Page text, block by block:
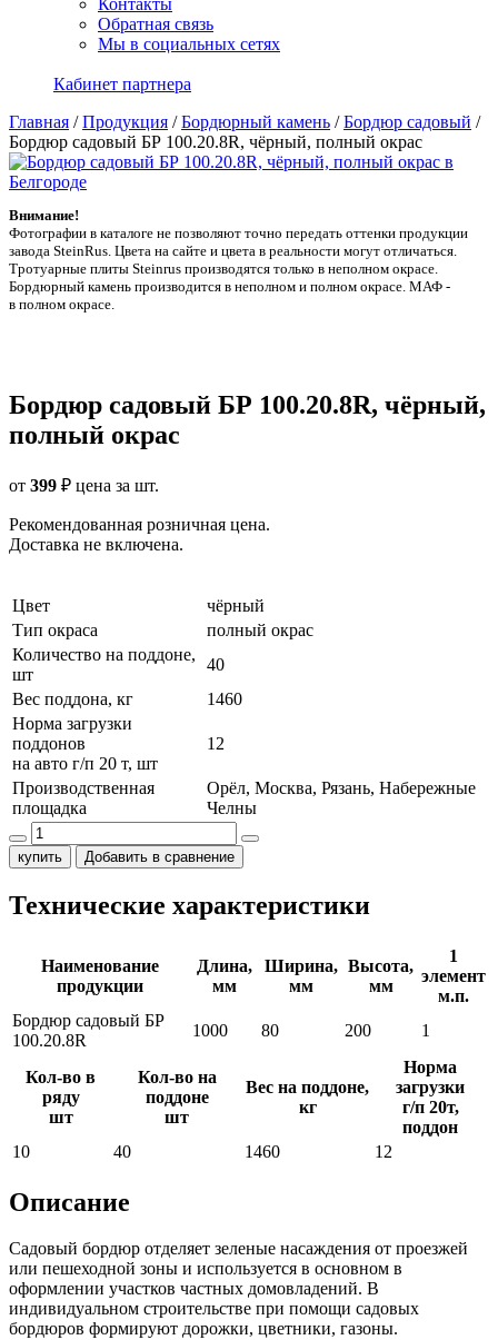
Контакты
Обратная связь
Мы в социальных сетях
Кабинет партнера
Главная /Продукция /Бордюрный камень /Бордюр садовый /
Бордюр садовый БР 100.20.8R, чёрный, полный окрас
Внимание!
Фотографии в каталоге не позволяют точно передать оттенки продукции
заводa SteinRus. Цвета на сайте и цвета в реальности могут отличаться.
Тротуарные плиты Steinrus производятся только в неполном окрасе.
Бордюрный камень производится в неполном и полном окрасе. МАФ -
в полном окрасе.
Бордюр садовый БР 100.20.8R, чёрный,
полный окрас
от 399 ₽ цена за шт.
Рекомендованная розничная цена.
Доставка не включена.
Цвет
чёрный
Тип окраса
полный окрас
Количество на поддоне,
шт
40
Вес поддона, кг
1460
Норма загрузки
поддонов
на авто г/п 20 т, шт
12
Производственная
площадка
Орёл, Москва, Рязань, Набережные
Челны
купить Добавить в сравнение
Технические характеристики
Наименование
продукции
Длина,
мм
Ширина,
мм
Высота,
мм
1
элемент
м.п.
Бордюр садовый БР
100.20.8R
1000 80 200 1
Кол-во в
ряду
шт
Кол-во на
поддоне
шт
Вес на поддоне,
кг
Норма
загрузки
г/п 20т,
поддон
10
40 1460 12
Описание
Садовый бордюр отделяет зеленые насаждения от проезжей
или пешеходной зоны и используется в основном в
оформлении участков частных домовладений. В
индивидуальном строительстве при помощи садовых
бордюров формируют дорожки, цветники, газоны.